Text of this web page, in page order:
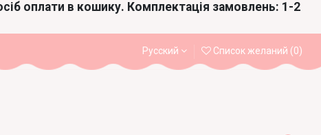
оплати в кошику. Комплектація замовлень: 1-2
Русский Список желаний (0)